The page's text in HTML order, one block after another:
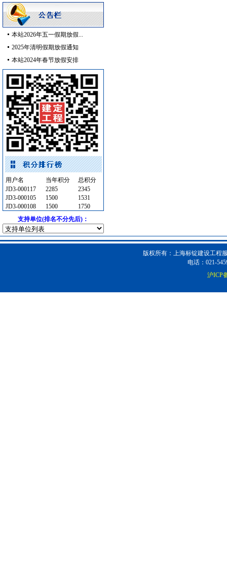
变配电 [采购中]
水龙头 [采购中]
防雷接地 [采购中]
标线 [采购中]
高级地砖 [采购中]
成品楼梯
[采购中]
玻璃幕墙 [采购中]
低压电器 [采购中]
筒灯 [采购中]
油漆涂料 [采购中]
管材管件 [采购中]
阀门组件 [采购中]
阀门组件 [采购中]
变频给水设备 [采购中]
卫浴洁具
[采购中]
简单装修
[采购中]
卫浴洁具 [采购中]
低压电器 [采购中]
泵房 [采购中]
二头隔栅射灯 [采购中]
本站2026年五一假期放假...
2025年清明假期放假通知
本站2024年春节放假安排
用户名 当年积分
总积分
JD3-000117
2285
2345
JD3-000105
1500
1531
JD3-000108
1500
1750
支持单位(排名不分先后)：
版权所有：上海标锭建设工程
电话：021-
沪ICP